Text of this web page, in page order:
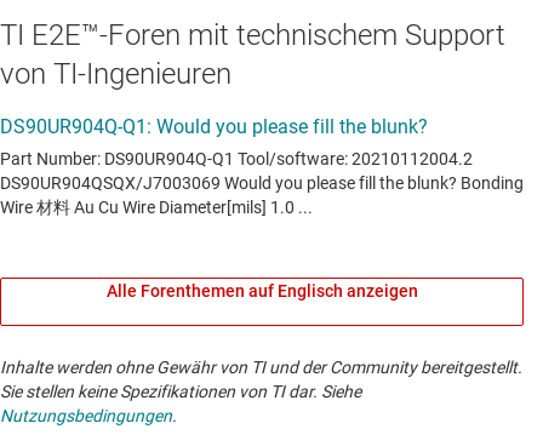
TI E2E™-Foren mit technischem Support
von TI-Ingenieuren
Alle Forenthemen auf Englisch anzeigen
Inhalte werden ohne Gewähr von TI und der Community bereitgestellt.
Sie stellen keine Spezifikationen von TI dar. Siehe
Nutzungsbedingungen.